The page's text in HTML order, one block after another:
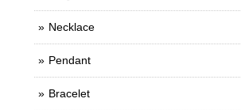
Necklace
Pendant
Bracelet